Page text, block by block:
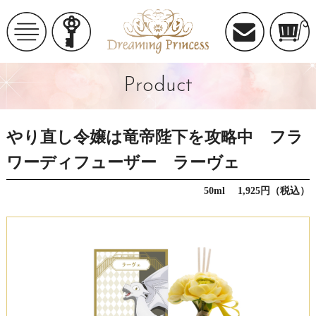
Product
やり直し令嬢は竜帝陛下を攻略中 フラ
ワーディフューザー ラーヴェ
50ml 1,925円（税込）